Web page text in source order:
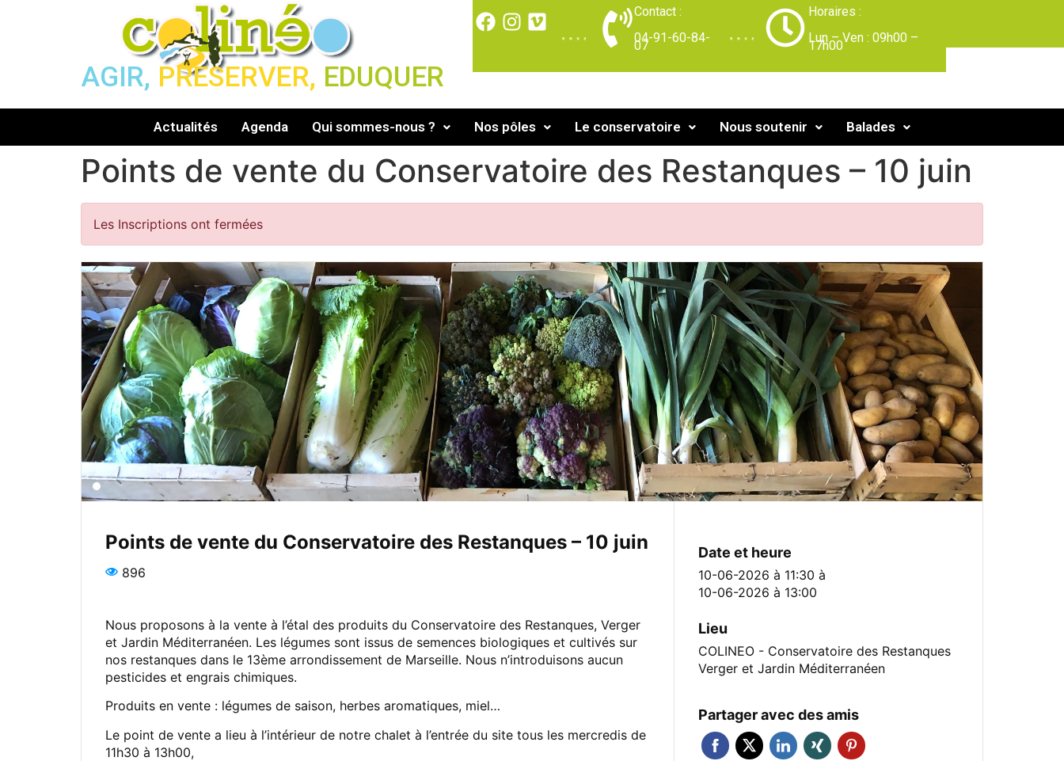
Contact :
04-91-60-84-
07
Horaires :
Lun – Ven : 09h00 –
17h00
AGIR, PRESERVER, EDUQUER
Actualités Agenda Qui sommes-nous ? Nos pôles Le conservatoire Nous soutenir Balades
Points de vente du Conservatoire des Restanques – 10 juin
Les Inscriptions ont fermées
Points de vente du Conservatoire des Restanques – 10 juin
896
Nous proposons à la vente à l’étal des produits du Conservatoire des Restanques, Verger
et Jardin Méditerranéen. Les légumes sont issus de semences biologiques et cultivés sur
nos restanques dans le 13ème arrondissement de Marseille. Nous n’introduisons aucun
pesticides et engrais chimiques.
Produits en vente : légumes de saison, herbes aromatiques, miel…
Le point de vente a lieu à l’intérieur de notre chalet à l’entrée du site tous les mercredis de
11h30 à 13h00,
Date et heure
10-06-2026 à 11:30 à
10-06-2026 à 13:00
Lieu
COLINEO - Conservatoire des Restanques
Verger et Jardin Méditerranéen
Partager avec des amis